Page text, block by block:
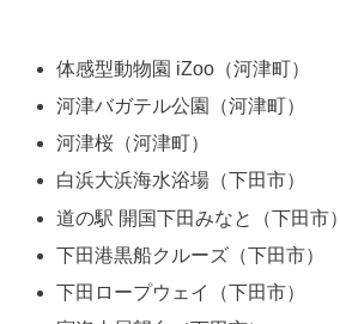
体感型動物園 iZoo（河津町）
河津バガテル公園（河津町）
河津桜（河津町）
白浜大浜海水浴場（下田市）
道の駅 開国下田みなと（下田市）
下田港黒船クルーズ（下田市）
下田ロープウェイ（下田市）